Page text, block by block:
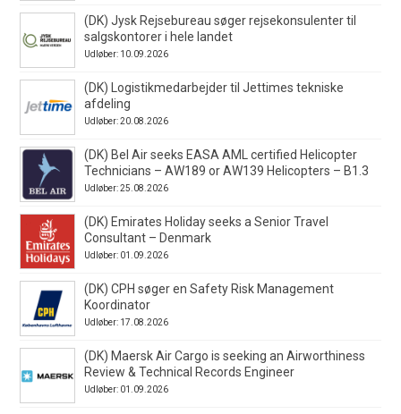
(DK) Jysk Rejsebureau søger rejsekonsulenter til
salgskontorer i hele landet
Udløber: 10.09.2026
(DK) Logistikmedarbejder til Jettimes tekniske
afdeling
Udløber: 20.08.2026
(DK) Bel Air seeks EASA AML certified Helicopter
Technicians – AW189 or AW139 Helicopters – B1.3
Udløber: 25.08.2026
(DK) Emirates Holiday seeks a Senior Travel
Consultant – Denmark
Udløber: 01.09.2026
(DK) CPH søger en Safety Risk Management
Koordinator
Udløber: 17.08.2026
(DK) Maersk Air Cargo is seeking an Airworthiness
Review & Technical Records Engineer
Udløber: 01.09.2026